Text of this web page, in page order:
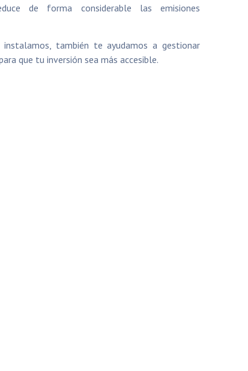
de forma considerable las emisiones
también te ayudamos a gestionar
que tu inversión sea más accesible.